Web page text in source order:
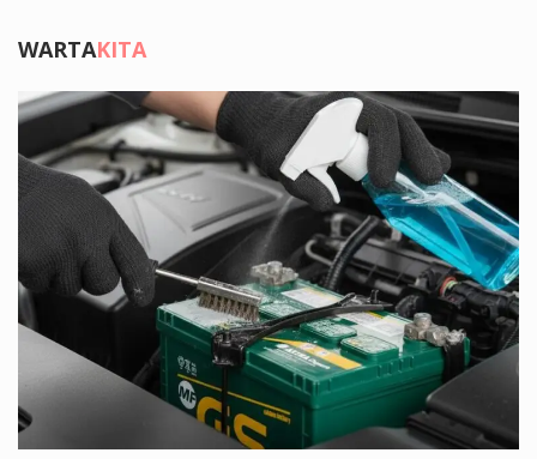
WARTAKITA